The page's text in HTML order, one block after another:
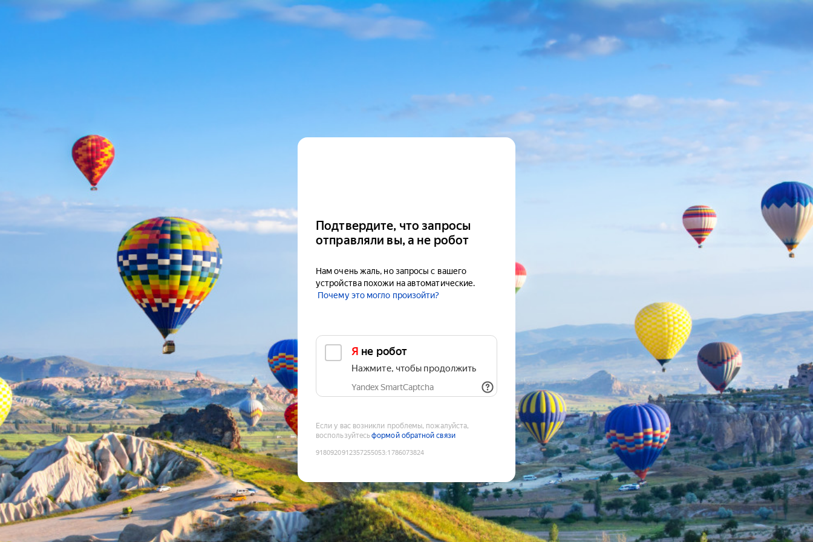
Подтвердите, что запросы
отправляли вы, а не робот
Нам очень жаль, но запросы с вашего
устройства похожи на автоматические.
Почему это могло произойти?
Я не робот
Нажмите, чтобы продолжить
Yandex SmartCaptcha
Если у вас возникли проблемы, пожалуйста,
воспользуйтесьформой обратной связи
9180920912357255053:1786073824